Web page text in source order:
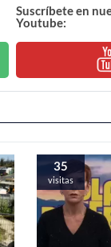
Suscríbete en
Youtube:
35
visitas